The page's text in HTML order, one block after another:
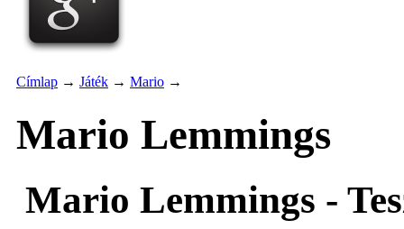
Címlap → Játék → Mario →
Mario Lemmings
Mario Lemmings -